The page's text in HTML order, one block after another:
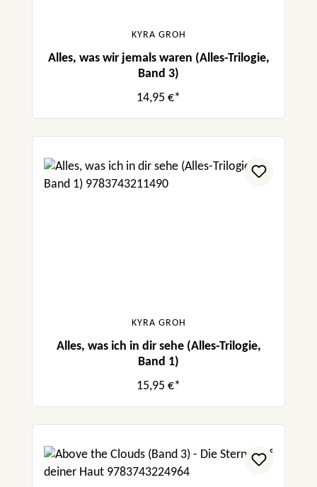
KYRA GROH
Alles, was wir jemals waren (Alles-Trilogie,
Band 3)
14,95 €*
KYRA GROH
Alles, was ich in dir sehe (Alles-Trilogie,
Band 1)
15,95 €*